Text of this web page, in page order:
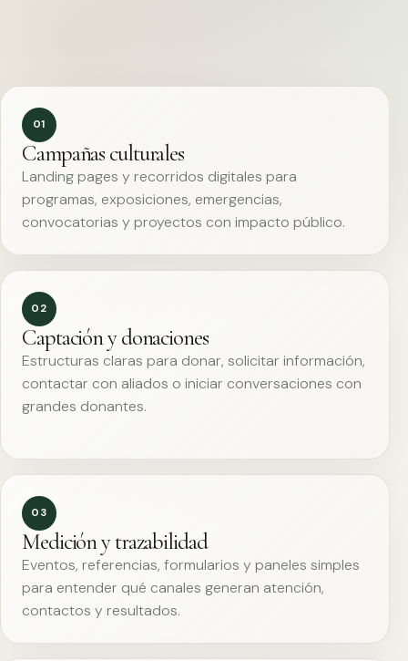
01
Campañas culturales
Landing pages y recorridos digitales para
programas, exposiciones, emergencias,
convocatorias y proyectos con impacto público.
02
Captación y donaciones
Estructuras claras para donar, solicitar información,
contactar con aliados o iniciar conversaciones con
grandes donantes.
03
Medición y trazabilidad
Eventos, referencias, formularios y paneles simples
para entender qué canales generan atención,
contactos y resultados.